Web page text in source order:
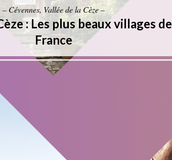
– Cévennes, Vallée de la Cèze –
: Les plus beaux villages de
France